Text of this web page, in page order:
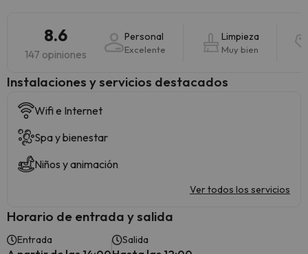
8.6
147 opiniones
Personal
Excelente
Limpieza
Muy bien
Instalaciones y servicios destacados
Wifi e Internet
Spa y bienestar
Niños y animación
Ver todos los servicios
Horario de entrada y salida
Entrada Salida